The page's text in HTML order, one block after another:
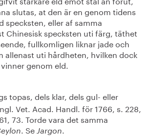
slutas, at den är en genom tidens
specksten, eller af samma
Chinesisk specksten uti färg, täthet
fullkomligen liknar jade och
allenast uti hårdheten, hvilken dock
genom eld.
topas, dels klar, dels gul- eller
Vet. Acad. Handl. för 1766, s. 228,
73. Torde vara det samma
. Se Jargon.